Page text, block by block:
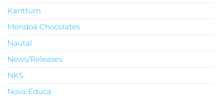
Kanttum
Mendoá Chocolates
Nautal
News/Releases
NKS
Nova Educa